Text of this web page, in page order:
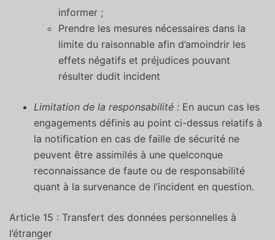
informer ;
Prendre les mesures nécessaires dans la
limite du raisonnable afin d’amoindrir les
effets négatifs et préjudices pouvant
résulter dudit incident
Limitation de la responsabilité : En aucun cas les
engagements définis au point ci-dessus relatifs à
la notification en cas de faille de sécurité ne
peuvent être assimilés à une quelconque
reconnaissance de faute ou de responsabilité
quant à la survenance de l’incident en question.
Article 15 : Transfert des données personnelles à
l’étranger